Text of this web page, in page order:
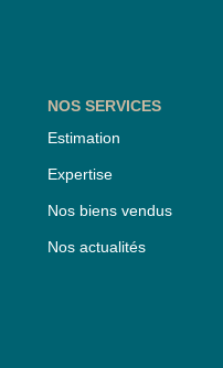
NOS SERVICES
Estimation
Expertise
Nos biens vendus
Nos actualités